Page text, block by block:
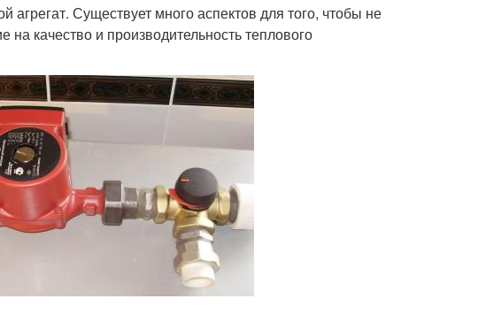
Существует много аспектов для того, чтобы не
качество и производительность теплового